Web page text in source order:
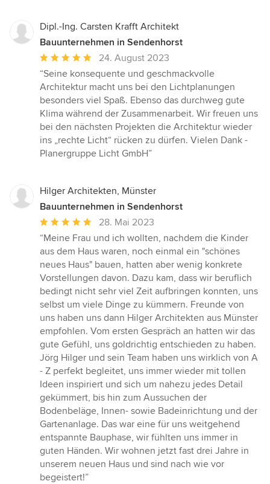
Dipl.-Ing. Carsten Krafft Architekt
Bauunternehmen in Sendenhorst
Durchschnittliche
Bewertung:
5
von
5
Sternen
24. August 2023
“Seine konsequente und geschmackvolle
Architektur macht uns bei den Lichtplanungen
besonders viel Spaß. Ebenso das durchweg gute
Klima während der Zusammenarbeit. Wir freuen uns
bei den nächsten Projekten die Architektur wieder
ins „rechte Licht“ rücken zu dürfen. Vielen Dank -
Planergruppe Licht GmbH”
Hilger Architekten, Münster
Bauunternehmen in Sendenhorst
Durchschnittliche
Bewertung:
5
von
5
Sternen
28. Mai 2023
“Meine Frau und ich wollten, nachdem die Kinder
aus dem Haus waren, noch einmal ein "schönes
neues Haus" bauen, hatten aber wenig konkrete
Vorstellungen davon. Dazu kam, dass wir beruflich
bedingt nicht sehr viel Zeit aufbringen konnten, uns
selbst um viele Dinge zu kümmern. Freunde von
uns haben uns dann Hilger Architekten aus Münster
empfohlen. Vom ersten Gespräch an hatten wir das
gute Gefühl, uns goldrichtig entschieden zu haben.
Jörg Hilger und sein Team haben uns wirklich von A
- Z perfekt begleitet, uns immer wieder mit tollen
Ideen inspiriert und sich um nahezu jedes Detail
gekümmert, bis hin zum Aussuchen der
Bodenbeläge, Innen- sowie Badeinrichtung und der
Gartenanlage. Das war eine für uns weitgehend
entspannte Bauphase, wir fühlten uns immer in
guten Händen. Wir wohnen jetzt fast drei Jahre in
unserem neuen Haus und sind nach wie vor
begeistert!”